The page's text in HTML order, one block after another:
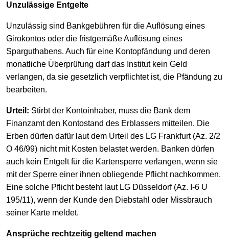
Unzulässige Entgelte
Unzulässig sind Bankgebühren für die Auflösung eines
Girokontos oder die fristgemäße Auflösung eines
Sparguthabens. Auch für eine Kontopfändung und deren
monatliche Überprüfung darf das Institut kein Geld
verlangen, da sie gesetzlich verpflichtet ist, die Pfändung zu
bearbeiten.
Urteil: Stirbt der Kontoinhaber, muss die Bank dem
Finanzamt den Kontostand des Erblassers mitteilen. Die
Erben dürfen dafür laut dem Urteil des LG Frankfurt (Az. 2/2
O 46/99) nicht mit Kosten belastet werden. Banken dürfen
auch kein Entgelt für die Kartensperre verlangen, wenn sie
mit der Sperre einer ihnen obliegende Pflicht nachkommen.
Eine solche Pflicht besteht laut LG Düsseldorf (Az. I-6 U
195/11), wenn der Kunde den Diebstahl oder Missbrauch
seiner Karte meldet.
Ansprüche rechtzeitig geltend machen